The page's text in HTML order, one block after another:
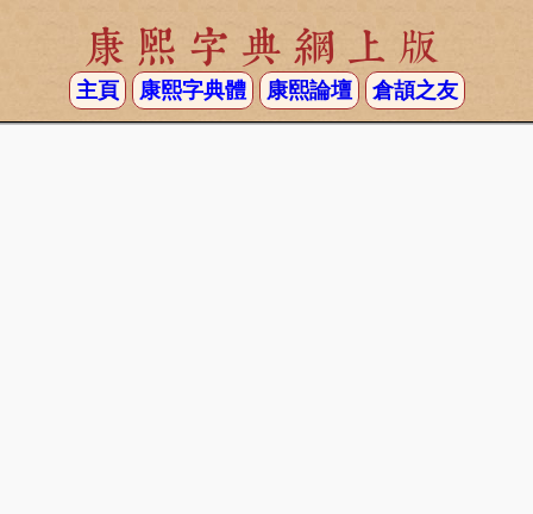
康熙字典網上版
主頁 康熙字典體 康熙論壇 倉頡之友